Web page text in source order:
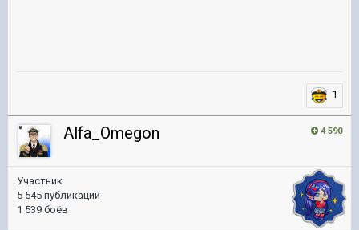
1
4 590
Alfa_Omegon
Участник
5 545 публикаций
1 539 боёв